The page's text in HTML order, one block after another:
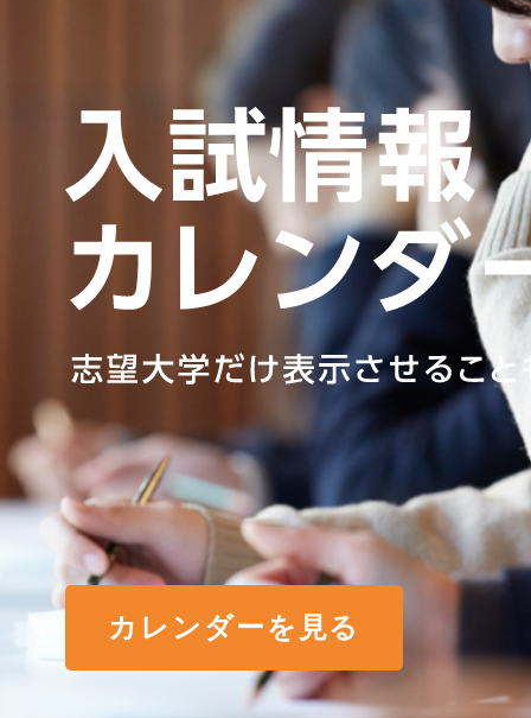
カレンダーを見る